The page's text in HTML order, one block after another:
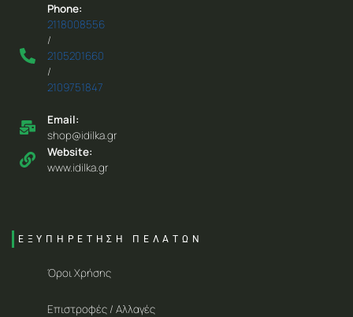
Phone:
2118008556
/
2105201660
/
2109751847
Email:
shop@idilka.gr
Website:
www.idilka.gr
ΕΞΥΠΗΡΕΤΗΣΗ ΠΕΛΑΤΩΝ
Όροι Χρήσης
Επιστροφές / Αλλαγές